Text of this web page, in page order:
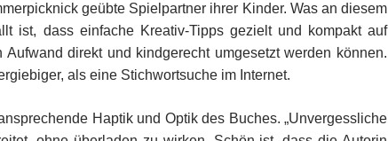
geübte Spielpartner ihrer Kinder. Was an diesem
ist, dass einfache Kreativ-Tipps gezielt und kompakt auf
direkt und kindgerecht umgesetzt werden können.
als eine Stichwortsuche im Internet.
Haptik und Optik des Buches. „Unvergessliche